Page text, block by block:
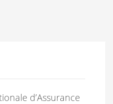
d’Assurance